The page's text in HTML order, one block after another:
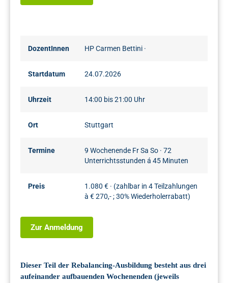
DozentInnen HP Carmen Bettini ·
Startdatum 24.07.2026
Uhrzeit 14:00 bis 21:00 Uhr
Ort Stuttgart
Termine
9 Wochenende Fr Sa So · 72
Unterrichtsstunden á 45 Minuten
Preis
1.080 € · (zahlbar in 4 Teilzahlungen
à € 270,- ; 30% Wiederholerrabatt)
Zur Anmeldung
Dieser Teil der Rebalancing-Ausbildung besteht aus drei
aufeinander aufbauenden Wochenenden (jeweils